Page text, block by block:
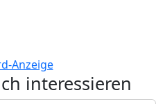
interessieren